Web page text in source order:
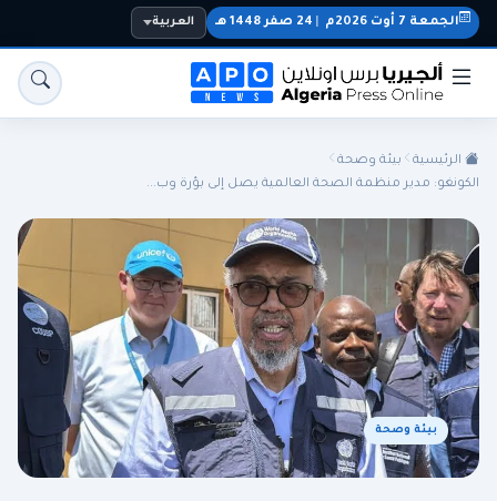
الجزائر الجالية المنتخب الوطني سياسة
اقتصاد رياضة
الجمعة 7 أوت 2026م 24 صفر 1448 هـ العربية
الرئيسية
بيئة وصحة
الكونغو: مدير منظمة الصحة العالمية يصل إلى بؤرة وب...
بيئة وصحة